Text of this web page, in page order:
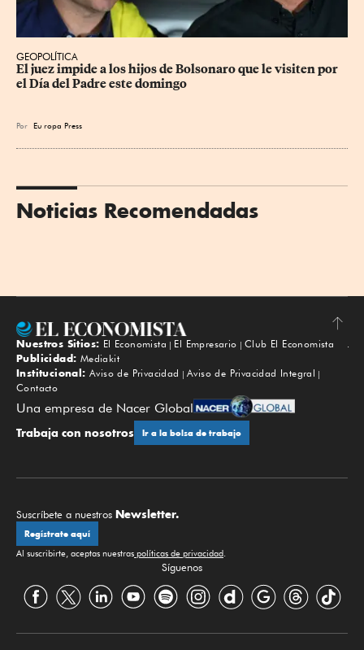
GEOPOLÍTICA
El juez impide a los hijos de Bolsonaro que le visiten por
el Día del Padre este domingo
Por Eu ropa Press
Noticias Recomendadas
Subir
Nuestros Sitios: El Economista El Empresario
Club El Economista
Publicidad: Mediakit
Institucional: Aviso de Privacidad
Aviso de Privacidad Integral
Contacto
Una empresa de Nacer Global
Trabaja con nosotros Ir a la bolsa de trabajo
Suscríbete a nuestros Newsletter.
Regístrate aquí
Al suscribirte, aceptas nuestras políticas de privacidad.
Síguenos